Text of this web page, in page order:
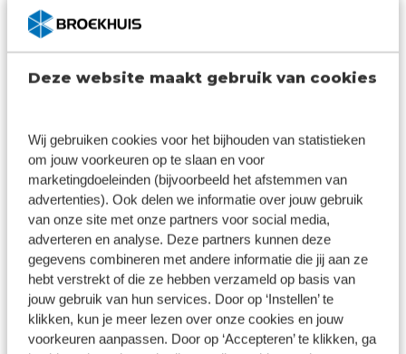
Deze website maakt gebruik van cookies
Wij gebruiken cookies voor het bijhouden van statistieken
om jouw voorkeuren op te slaan en voor
marketingdoeleinden (bijvoorbeeld het afstemmen van
advertenties). Ook delen we informatie over jouw gebruik
van onze site met onze partners voor social media,
adverteren en analyse. Deze partners kunnen deze
gegevens combineren met andere informatie die jij aan ze
hebt verstrekt of die ze hebben verzameld op basis van
jouw gebruik van hun services. Door op ‘Instellen’ te
klikken, kun je meer lezen over onze cookies en jouw
voorkeuren aanpassen. Door op ‘Accepteren’ te klikken, ga
doet Broekhuis ook voor jou! Zo ontvang je onder
andere kortingen in de werkplaats om je eigen auto
vele doorgroeimogelijkheden. Waar zie jij jezelf in de
Zoek jij een werkgever die een positieve houding
belangrijk vindt voor een gezellige werksfeer, die
jouw persoonlijke ontwikkeling aanmoedigt en die je
de ruimte geeft om te ontdekken hoe jouw talent
het beste tot uiting komt? Kom Broekhuis
versterken als Technisch Specialist!
Solliciteer nu!